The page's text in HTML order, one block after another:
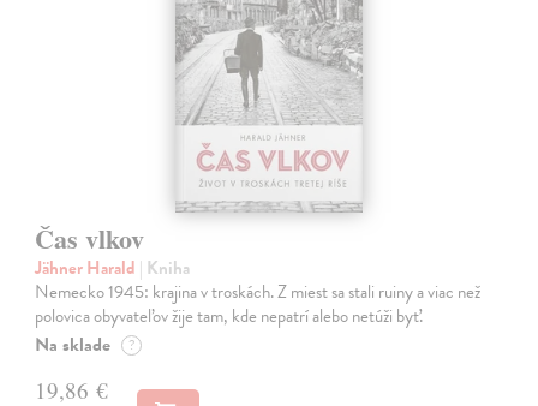
Čas vlkov
Jähner Harald | Kniha
Nemecko 1945: krajina v troskách. Z miest sa stali ruiny a viac než
polovica obyvateľov žije tam, kde nepatrí alebo netúži byť.
Na sklade ?
19,86 €